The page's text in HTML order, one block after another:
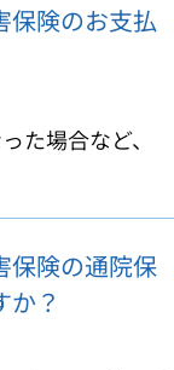
保険のお支払
た場合など、
保険の通院保
？